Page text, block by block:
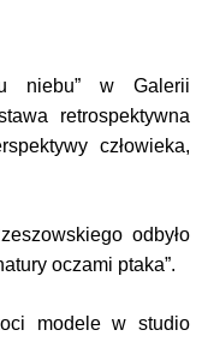
niebu” w Galerii
retrospektywna
człowieka,
odbyło
oczami ptaka”.
modele w studio